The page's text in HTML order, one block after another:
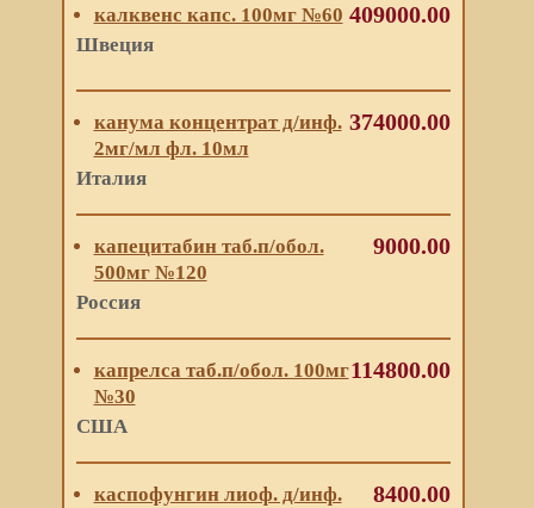
калквенс капс. 100мг №60
Швеция
409000.00
канума концентрат д/инф.
2мг/мл фл. 10мл
Италия
374000.00
капецитабин таб.п/обол.
500мг №120
Россия
9000.00
капрелса таб.п/обол. 100мг
№30
США
114800.00
каспофунгин лиоф. д/инф.
8400.00